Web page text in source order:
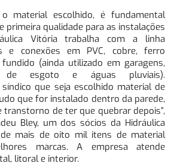
material escolhido, é fundamental
primeira qualidade para as instalações
Vitória trabalha com a linha
e conexões em PVC, cobre, ferro
(ainda utilizado em garagens,
de esgoto e águas pluviais).
síndico que seja escolhido material de
que for instalado dentro da parede,
de ter que quebrar depois”,
Bley, um dos sócios da Hidráulica
mais de oito mil itens de material
marcas. A empresa atende
litoral e interior.